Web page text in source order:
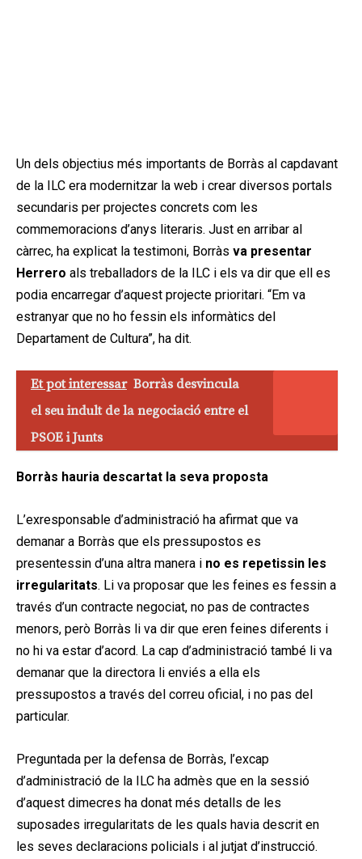
Un dels objectius més importants de Borràs al capdavant
de la ILC era modernitzar la web i crear diversos portals
secundaris per projectes concrets com les
commemoracions d’anys literaris. Just en arribar al
càrrec, ha explicat la testimoni, Borràs va presentar
Herrero als treballadors de la ILC i els va dir que ell es
podia encarregar d’aquest projecte prioritari. “Em va
estranyar que no ho fessin els informàtics del
Departament de Cultura”, ha dit.
Et pot interessar Borràs desvincula
el seu indult de la negociació entre el
PSOE i Junts
Borràs hauria descartat la seva proposta
L’exresponsable d’administració ha afirmat que va
demanar a Borràs que els pressupostos es
presentessin d’una altra manera i no es repetissin les
irregularitats. Li va proposar que les feines es fessin a
través d’un contracte negociat, no pas de contractes
menors, però Borràs li va dir que eren feines diferents i
no hi va estar d’acord. La cap d’administració també li va
demanar que la directora li enviés a ella els
pressupostos a través del correu oficial, i no pas del
particular.
Preguntada per la defensa de Borràs, l’excap
d’administració de la ILC ha admès que en la sessió
d’aquest dimecres ha donat més detalls de les
suposades irregularitats de les quals havia descrit en
les seves declaracions policials i al jutjat d’instrucció.